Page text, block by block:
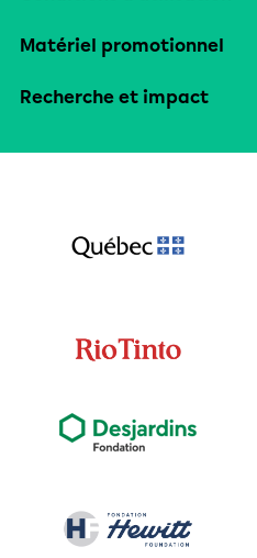
Matériel promotionnel
Recherche et impact